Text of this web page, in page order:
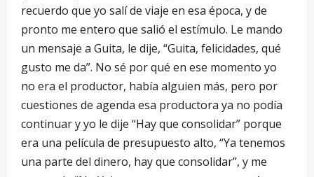
recuerdo que yo salí de viaje en esa época, y de
pronto me entero que salió el estímulo. Le mando
un mensaje a Guita, le dije, “Guita, felicidades, qué
gusto me da”. No sé por qué en ese momento yo
no era el productor, había alguien más, pero por
cuestiones de agenda esa productora ya no podía
continuar y yo le dije “Hay que consolidar” porque
era una película de presupuesto alto, “Ya tenemos
una parte del dinero, hay que consolidar”, y me